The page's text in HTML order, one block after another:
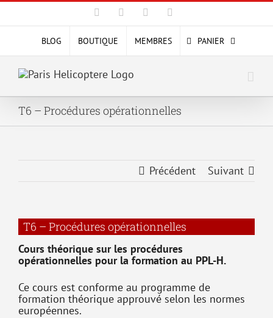
Passer
contenu
Facebook YouTube
BLOG BOUTIQUE MEMBRES PANIER
T6 – Procédures opérationnelles
Précédent Suivant
T6 – Procédures opérationnelles
Cours théorique sur les procédures
opérationnelles pour la formation au PPL-H.
Ce cours est conforme au programme de
formation théorique approuvé selon les normes
européennes.